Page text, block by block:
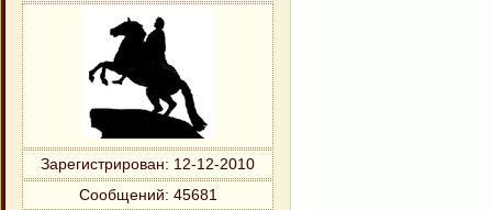
Зарегистрирован: 12-12-2010
Сообщений: 45681